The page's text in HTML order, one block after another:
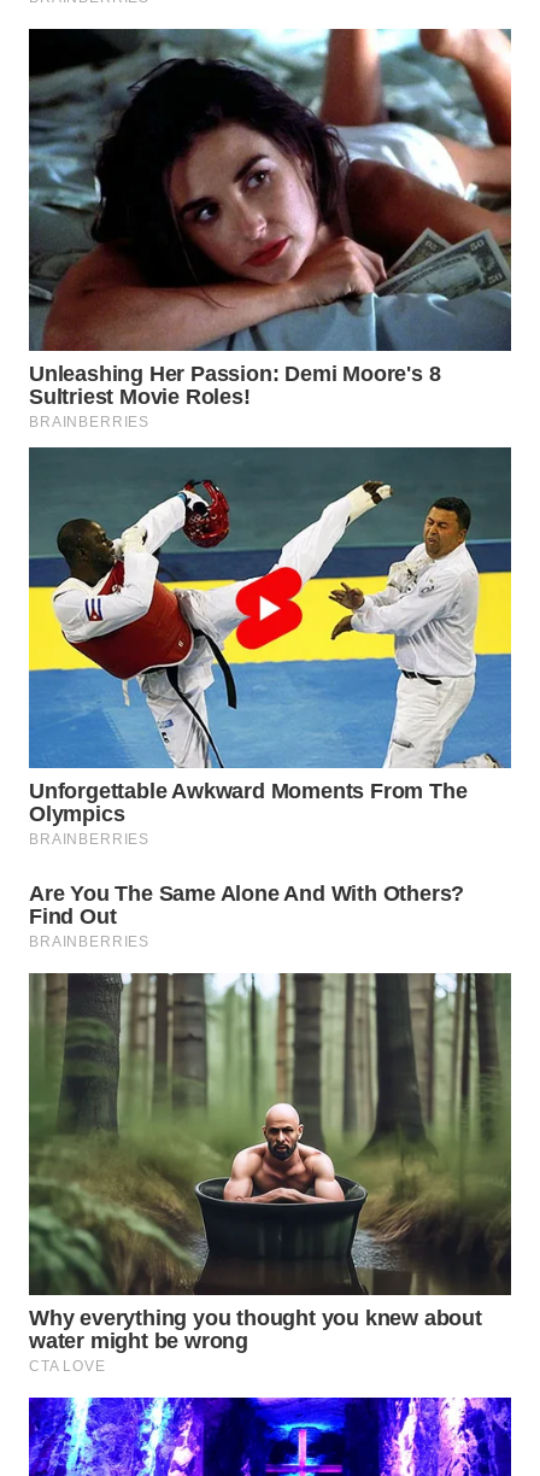
KALTENG
WN
KALTARA
WN
KALSEL
WN
SULSEL
GORONTALO
WN
SULUT
WN
MALUKU
WN
MALUT
WN
TOBA
WN
NIAS
WN
LANGKAT
WN
TAPANULI
SELATAN
WN
TANJUNG
LESUNG
WN